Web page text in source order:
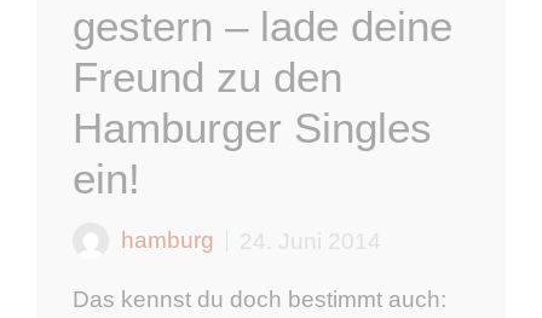
gestern – lade deine
Freund zu den
Hamburger Singles
ein!
hamburg 24. Juni 2014
Das kennst du doch bestimmt auch: